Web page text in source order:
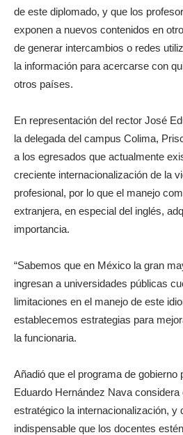
de este diplomado, y que los
exponen a nuevos contenidos en
de generar intercambios o redes
la información para acercarse con
otros países.
En representación del rector José
la delegada del campus Colima,
a los egresados que actualmente
creciente internacionalización de la
profesional, por lo que el manejo
extranjera, en especial del inglés,
importancia.
“Sabemos que en México la gran
ingresan a universidades públicas
limitaciones en el manejo de este
establecemos estrategias para
la funcionaria.
Añadió que el programa de gobierno
Eduardo Hernández Nava
estratégico la internacionalización, y
indispensable que los docentes